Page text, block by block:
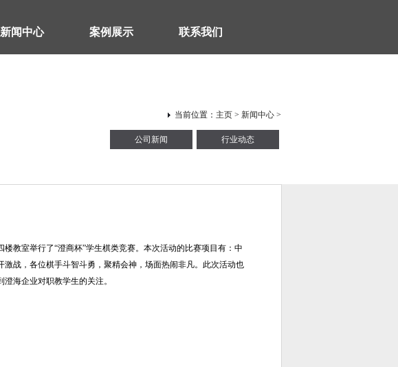
新闻中心 案例展示 联系我们
当前位置： 主页 > 新闻中心 >
公司新闻 行业动态
教室举行了“澄商杯”学生棋类竞赛。本次活动的比赛项目有：中
战，各位棋手斗智斗勇，聚精会神，场面热闹非凡。此次活动也
海企业对职教学生的关注。